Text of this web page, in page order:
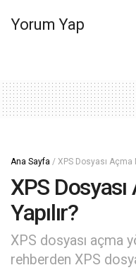
Yorum Yap
Ana Sayfa / XPS Dosyası Açma
XPS Dosyası
Yapılır?
XPS dosyası açma
rehberden XPS